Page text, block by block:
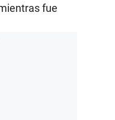
fue